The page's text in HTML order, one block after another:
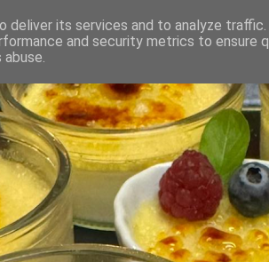
its services and to analyze traffic.
and security metrics to ensure